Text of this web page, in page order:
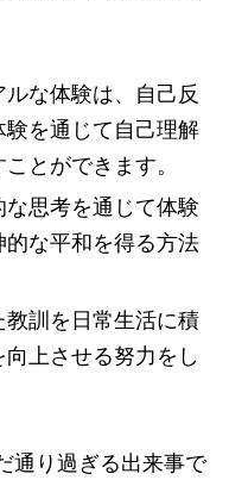
な体験は、自己反
を通じて自己理解
とができます。
な思考を通じて体験
な平和を得る方法
教訓を日常生活に積
上させる努力をし
通り過ぎる出来事で